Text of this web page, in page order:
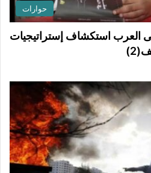
حوارات
العرب استكشاف إستراتيجيات